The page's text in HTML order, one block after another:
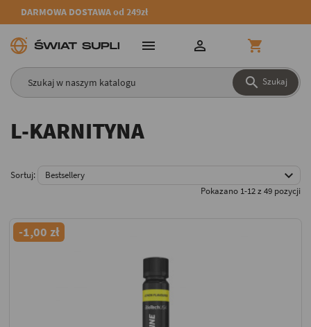
DARMOWA DOSTAWA od 249zł
 Szukaj
  
L-KARNITYNA
Sortuj: Bestsellery 
Pokazano 1-12 z 49 pozycji
-1,00 zł